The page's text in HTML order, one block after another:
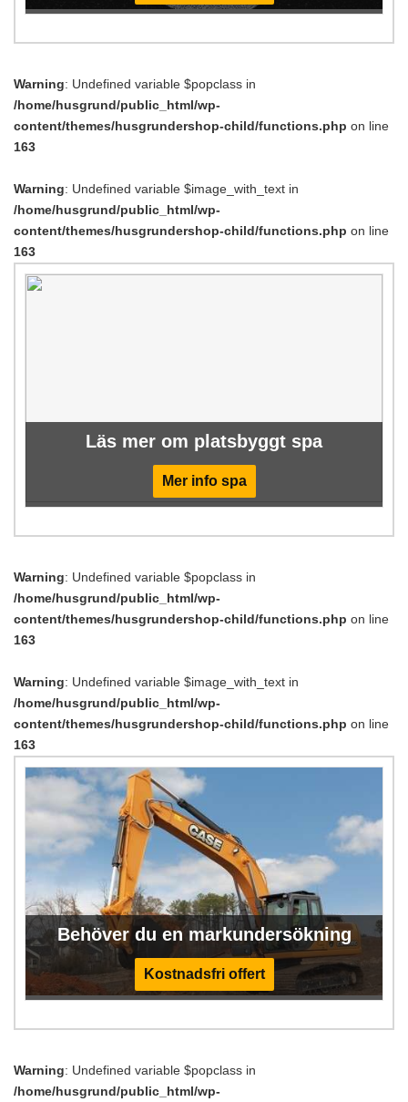
Warning: Undefined variable $popclass in
/home/husgrund/public_html/wp-
content/themes/husgrundershop-child/functions.php on line
163
Warning: Undefined variable $image_with_text in
/home/husgrund/public_html/wp-
content/themes/husgrundershop-child/functions.php on line
163
Läs mer om platsbyggt spa
Mer info spa
Warning: Undefined variable $popclass in
/home/husgrund/public_html/wp-
content/themes/husgrundershop-child/functions.php on line
163
Warning: Undefined variable $image_with_text in
/home/husgrund/public_html/wp-
content/themes/husgrundershop-child/functions.php on line
163
Behöver du en markundersökning
Kostnadsfri offert
Warning: Undefined variable $popclass in
/home/husgrund/public_html/wp-